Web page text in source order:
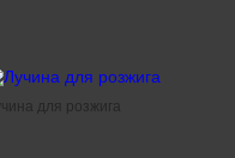
для розжига